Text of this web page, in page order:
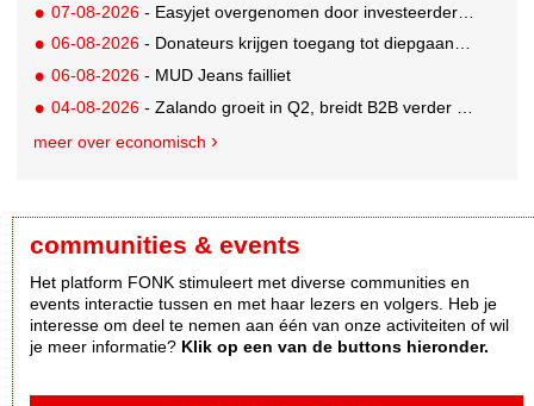
07-08-2026 - Easyjet overgenomen door investeerder Apollo
06-08-2026 - Donateurs krijgen toegang tot diepgaandere informatie over goede doelen
06-08-2026 - MUD Jeans failliet
04-08-2026 - Zalando groeit in Q2, breidt B2B verder uit en innoveert met AI
meer over economisch
communities & events
Het platform FONK stimuleert met diverse communities en
events interactie tussen en met haar lezers en volgers. Heb je
interesse om deel te nemen aan één van onze activiteiten of wil
je meer informatie? Klik op een van de buttons hieronder.